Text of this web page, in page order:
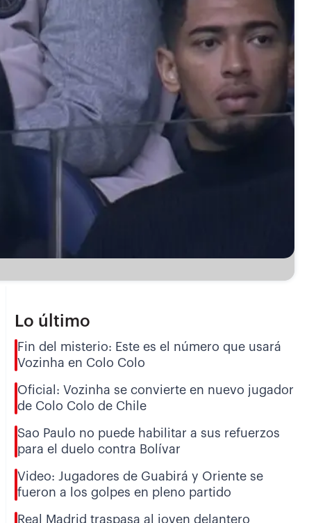
Lo último
Fin del misterio: Este es el número que usará
Vozinha en Colo Colo
Oficial: Vozinha se convierte en nuevo jugador
de Colo Colo de Chile
Sao Paulo no puede habilitar a sus refuerzos
para el duelo contra Bolívar
Video: Jugadores de Guabirá y Oriente se
fueron a los golpes en pleno partido
Real Madrid traspasa al joven delantero